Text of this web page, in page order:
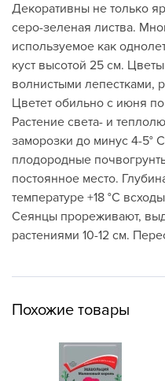
Декоративны не только
серо-зеленая листва.
используемое как
куст высотой 25 см.
волнистыми лепестками,
Цветет обильно с июня
Растение света- и
заморозки до минус 4-5°
плодородные
постоянное место.
температуре +18 °С
Сеянцы прореживают,
растениями 10-12 см.
Похожие товары